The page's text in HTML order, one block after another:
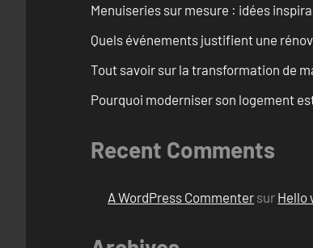
Menuiseries sur mesure : idées
Quels événements justifient une
Tout savoir sur la transformation de
Pourquoi moderniser son logement
Recent Comments
A WordPress Commenter sur Hello